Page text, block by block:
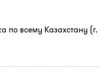
по всему Казахстану (г.